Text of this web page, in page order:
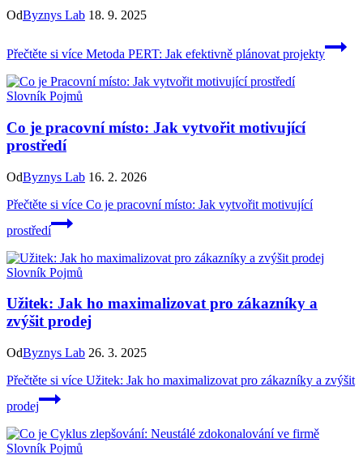
OdByznys Lab 18. 9. 2025
Přečtěte si více Metoda PERT: Jak efektivně plánovat projekty
Slovník Pojmů
Co je pracovní místo: Jak vytvořit motivující
prostředí
OdByznys Lab 16. 2. 2026
Přečtěte si více Co je pracovní místo: Jak vytvořit motivující
prostředí
Slovník Pojmů
Užitek: Jak ho maximalizovat pro zákazníky a
zvýšit prodej
OdByznys Lab 26. 3. 2025
Přečtěte si více Užitek: Jak ho maximalizovat pro zákazníky a zvýšit
prodej
Slovník Pojmů